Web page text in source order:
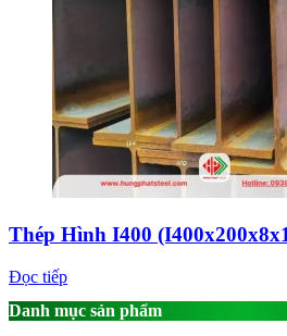
Thép Hình I400
Đọc tiếp
Danh mục sản phẩm